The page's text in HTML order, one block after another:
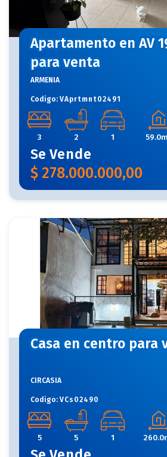
Apartamento en AV
para venta
ARMENIA
Codigo: VAprtmnt02491
3 2 1
Se Vende
$ 278.000.000,00
Casa en centro para
CIRCASIA
Codigo: VCs02490
5 5 1